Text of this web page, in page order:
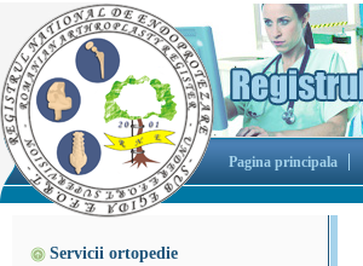
Pagina principala
Servicii ortopedie